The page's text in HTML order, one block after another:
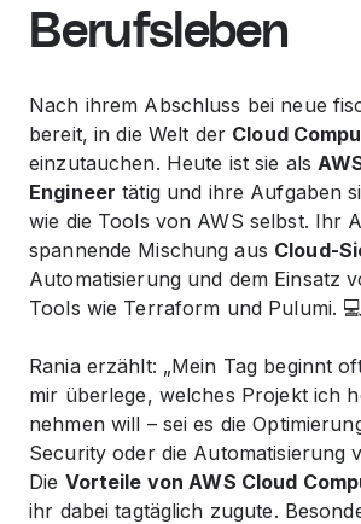
Berufsleben
Nach ihrem Abschluss bei neue
bereit, in die Welt der Cloud
einzutauchen. Heute ist sie als
Engineer tätig und ihre Aufgaben
wie die Tools von AWS selbst. Ihr
spannende Mischung aus Cloud-
Automatisierung und dem Einsatz
Tools wie Terraform und Pulumi. 💻
Rania erzählt: „Mein Tag beginnt
mir überlege, welches Projekt ich
nehmen will – sei es die
Security oder die Automatisierung
Die Vorteile von AWS Cloud
ihr dabei tagtäglich zugute.